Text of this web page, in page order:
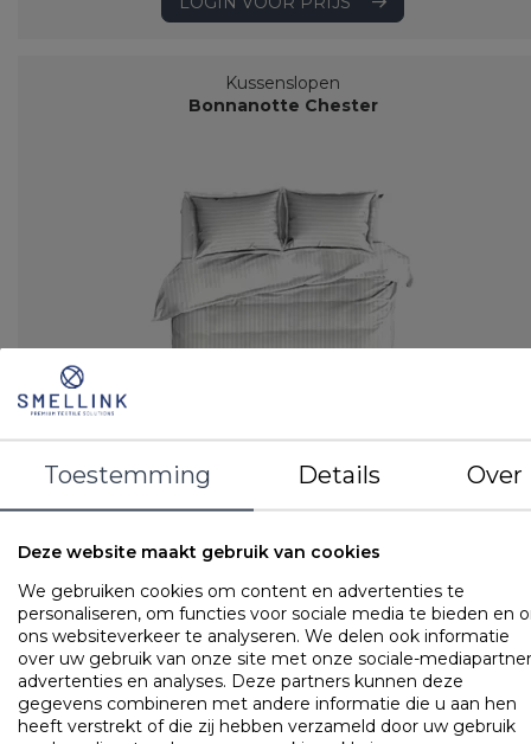
Kussenslopen
Bonnanotte Chester
Kussensloop
Motief: 20 mm streep
Materiaal: 100% katoen
LOGIN VOOR PRIJS
Kussenslopen
Bonnanotte Dorset
Toestemming Details Over
Deze website maakt gebruik van cookies
We gebruiken cookies om content en advertenties te
personaliseren, om functies voor sociale media te bieden en
ons websiteverkeer te analyseren. We delen ook informatie
over uw gebruik van onze site met onze sociale-
advertenties en analyses. Deze partners kunnen deze
gegevens combineren met andere informatie die u aan hen
heeft verstrekt of die zij hebben verzameld door uw gebruik